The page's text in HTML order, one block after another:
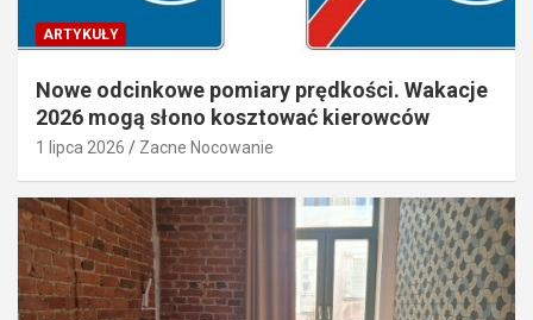
ARTYKUŁY
Nowe odcinkowe pomiary prędkości. Wakacje
2026 mogą słono kosztować kierowców
1 lipca 2026 Zacne Nocowanie